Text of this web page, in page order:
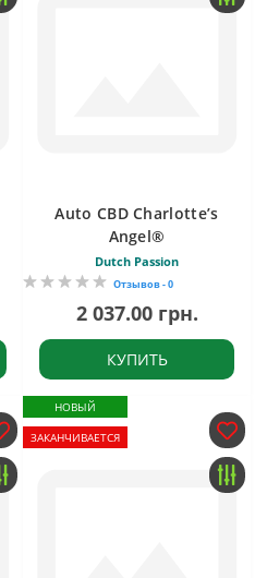
Auto CBD Charlotte’s
Angel®
Dutch Passion
Отзывов - 0
2 037.00 грн.
КУПИТЬ
НОВЫЙ
ЗАКАНЧИВАЕТСЯ